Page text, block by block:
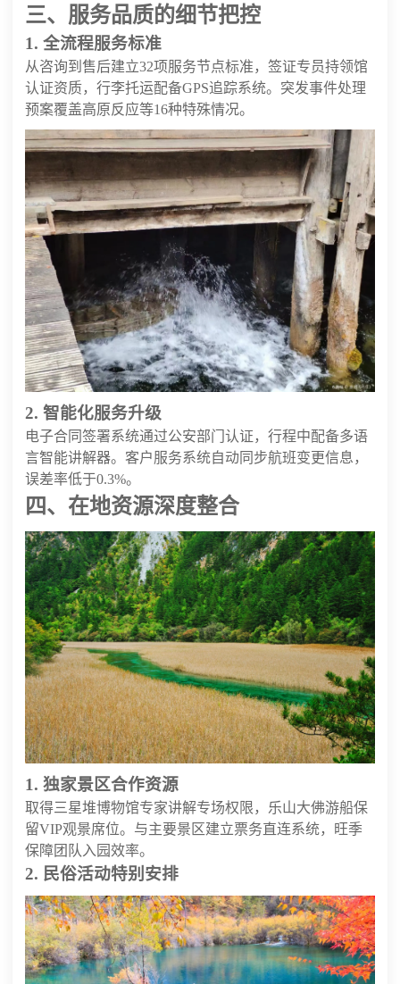
三、服务品质的细节把控
1. 全流程服务标准
从咨询到售后建立32项服务节点标准，签证专员持领馆
认证资质，行李托运配备GPS追踪系统。突发事件处理
预案覆盖高原反应等16种特殊情况。
2. 智能化服务升级
电子合同签署系统通过公安部门认证，行程中配备多语
言智能讲解器。客户服务系统自动同步航班变更信息，
误差率低于0.3%。
四、在地资源深度整合
1. 独家景区合作资源
取得三星堆博物馆专家讲解专场权限，乐山大佛游船保
留VIP观景席位。与主要景区建立票务直连系统，旺季
保障团队入园效率。
2. 民俗活动特别安排